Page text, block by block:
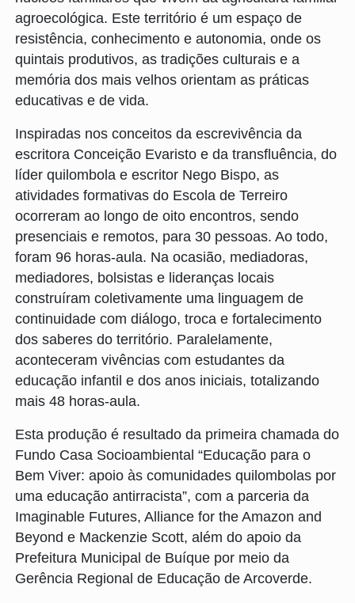
agroecológica. Este território é um espaço de
resistência, conhecimento e autonomia, onde os
quintais produtivos, as tradições culturais e a
memória dos mais velhos orientam as práticas
educativas e de vida.
Inspiradas nos conceitos da escrevivência da
escritora Conceição Evaristo e da transfluência, do
líder quilombola e escritor Nego Bispo, as
atividades formativas do Escola de Terreiro
ocorreram ao longo de oito encontros, sendo
presenciais e remotos, para 30 pessoas. Ao todo,
foram 96 horas-aula. Na ocasião, mediadoras,
mediadores, bolsistas e lideranças locais
construíram coletivamente uma linguagem de
continuidade com diálogo, troca e fortalecimento
dos saberes do território. Paralelamente,
aconteceram vivências com estudantes da
educação infantil e dos anos iniciais, totalizando
mais 48 horas-aula.
Esta produção é resultado da primeira chamada do
Fundo Casa Socioambiental “Educação para o
Bem Viver: apoio às comunidades quilombolas por
uma educação antirracista”, com a parceria da
Imaginable Futures, Alliance for the Amazon and
Beyond e Mackenzie Scott, além do apoio da
Prefeitura Municipal de Buíque por meio da
Gerência Regional de Educação de Arcoverde.